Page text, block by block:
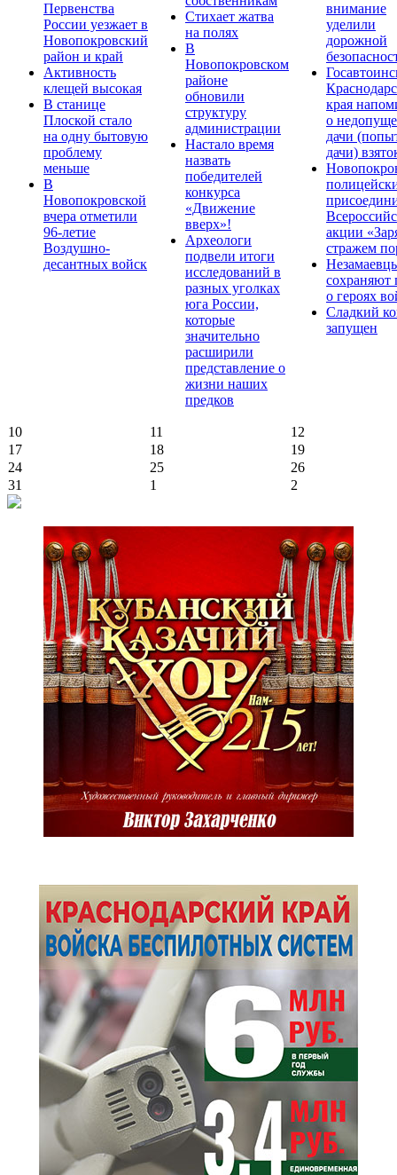
Первенства
России уезжает в
Новопокровский
район и край
Активность
клещей высокая
В станице
Плоской стало
на одну бытовую
проблему
меньше
В
Новопокровской
вчера отметили
96-летие
Воздушно-
десантных войск
Стихает жатва
на полях
В
Новопокровском
районе
обновили
структуру
администрации
Настало время
назвать
победителей
конкурса
«Движение
вверх»!
Археологи
подвели итоги
исследований в
разных уголках
юга России,
которые
значительно
расширили
представление о
жизни наших
предков
внимание
уделили
дорожной
края
о
дачи
дачи)
акции
стражем
сохраняют
о героях
Сладкий
запущен
10 11
12
17
18
19
24
25
26
31
1 2